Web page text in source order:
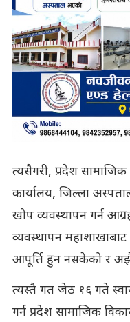
त्यसैगरी, प्रदेश सामाजिक
कार्यालय, जिल्ला
खोप व्यवस्थापन गर्न
व्यवस्थापन
आपूर्ति हुन नसकेको र
त्यस्तै गत जेठ १६ गते
गर्न प्रदेश सामाजिक